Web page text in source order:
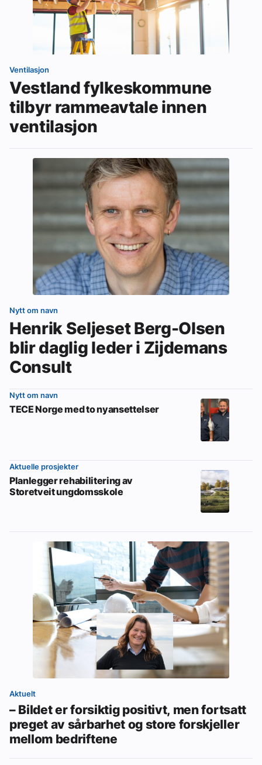
Ventilasjon
Vestland fylkeskommune
tilbyr rammeavtale innen
ventilasjon
Nytt om navn
Henrik Seljeset Berg-Olsen
blir daglig leder i Zijdemans
Consult
Nytt om navn
TECE Norge med to nyansettelser
Aktuelle prosjekter
Planlegger rehabilitering av
Storetveit ungdomsskole
Aktuelt
– Bildet er forsiktig positivt, men fortsatt
preget av sårbarhet og store forskjeller
mellom bedriftene